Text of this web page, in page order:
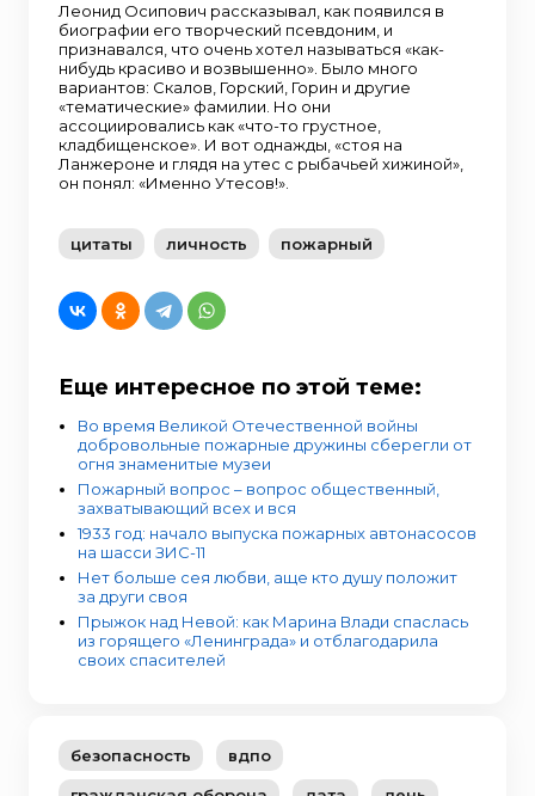
безопасность вдпо
Леонид Осипович рассказывал, как появился в
биографии его творческий псевдоним, и
признавался, что очень хотел называться «как-
нибудь красиво и возвышенно». Было много
вариантов: Скалов, Горский, Горин и другие
«тематические» фамилии. Но они
ассоциировались как «что-то грустное,
кладбищенское». И вот однажды, «стоя на
Ланжероне и глядя на утес с рыбачьей хижиной»,
он понял: «Именно Утесов!».
цитаты личность пожарный
Еще интересное по этой теме:
Во время Великой Отечественной войны
добровольные пожарные дружины сберегли от
огня знаменитые музеи
Пожарный вопрос – вопрос общественный,
захватывающий всех и вся
1933 год: начало выпуска пожарных автонасосов
на шасси ЗИС-11
Нет больше сея любви, аще кто душу положит
за други своя
Прыжок над Невой: как Марина Влади спаслась
из горящего «Ленинграда» и отблагодарила
своих спасителей